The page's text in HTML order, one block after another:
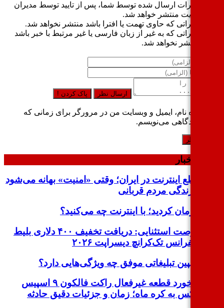
نظرات ارسال شده توسط شما، پس از تایید توسط مدیران
سایت منتشر خواهد شد.
نظراتی که حاوی تهمت یا افترا باشد منتشر نخواهد شد.
نظراتی که به غیر از زبان فارسی یا غیر مرتبط با خبر باشد
منتشر نخواهد شد.
ارسال نظر پاک کردن !
ذخیره نام، ایمیل و وبسایت من در مرورگر برای زمانی که
دیدگاهی می‌نویسم.
اخبار
قطع اینترنت در ایران؛ وقتی «امنیت» بهانه می‌شود
و زندگی مردم قربانی
پیرمان کردید؛ با اینترنت چه می‌کنید؟
فرصت استثنایی: دریافت تخفیف ۴۰۰ دلاری بلیط
کنفرانس تک‌کرانچ دیسراپت ۲۰۲۶
کمپین تبلیغاتی موفق چه ویژگی‌هایی دارد؟
برخورد قطعه غیرفعال راکت فالکون ۹ اسپیس
ایکس به کره ماه؛ زمان و جزئیات دقیق حادثه